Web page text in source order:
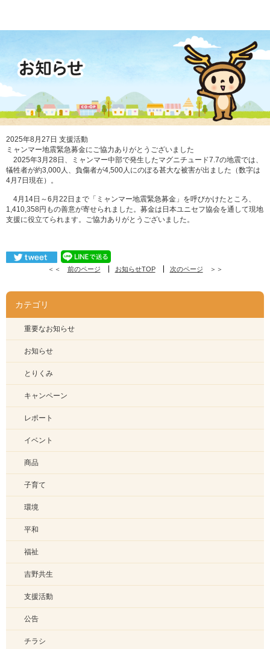
2025年8月27日 支援活動
ミャンマー地震緊急募金にご協力ありがとうございました
2025年3月28日、ミャンマー中部で発生したマグニチュード7.7の地震では、
犠牲者が約3,000人、負傷者が4,500人にのぼる甚大な被害が出ました（数字は
4月7日現在）。
4月14日～6月22日まで「ミャンマー地震緊急募金」を呼びかけたところ、
1,410,358円もの善意が寄せられました。募金は日本ユニセフ協会を通して現地
支援に役立てられます。ご協力ありがとうございました。
＜＜ 前のページ お知らせTOP 次のページ ＞＞
カテゴリ
重要なお知らせ
お知らせ
とりくみ
キャンペーン
レポート
イベント
商品
子育て
環境
平和
福祉
吉野共生
支援活動
公告
チラシ